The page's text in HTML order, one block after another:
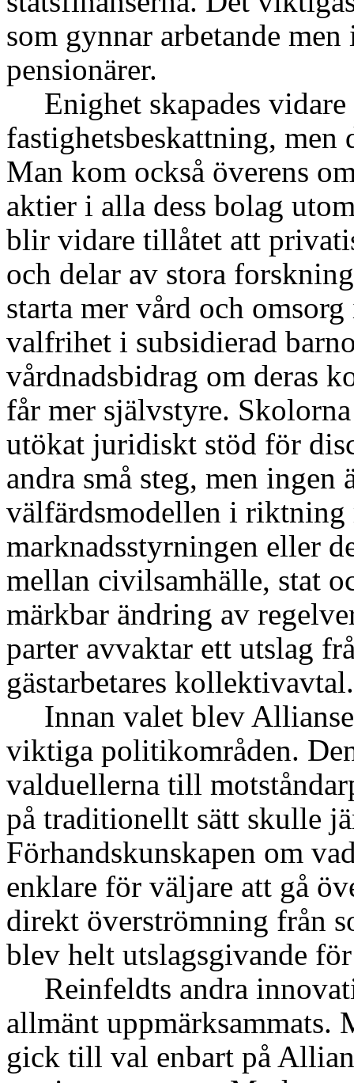
som gynnar arbetande
pensionärer.
Enighet skapades
fastighetsbeskattning,
Man kom också överens
aktier i alla dess bolag
blir vidare tillåtet att
och delar av stora
starta mer vård och
valfrihet i subsidierad
vårdnadsbidrag om deras
får mer självstyre.
utökat juridiskt stöd för
andra små steg, men ingen
välfärdsmodellen i riktning
marknadsstyrningen eller
mellan civilsamhälle, stat
märkbar ändring av
parter avvaktar ett utslag
gästarbetares kollektivavtal.
Innan valet blev
viktiga politikområden.
valduellerna till
på traditionellt sätt skulle
Förhandskunskapen om
enklare för väljare att gå
direkt överströmning från
blev helt utslagsgivande
Reinfeldts andra
allmänt uppmärksammats.
gick till val enbart på